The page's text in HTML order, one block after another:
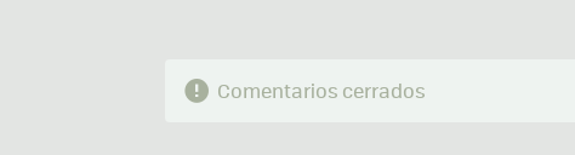
Comentarios cerrados